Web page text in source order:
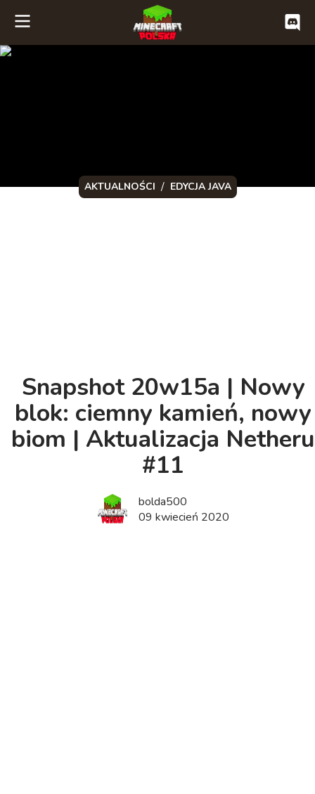
AKTUALNOŚCI / EDYCJA JAVA
Snapshot 20w15a | Nowy
blok: ciemny kamień, nowy
biom | Aktualizacja Netheru
#11
bolda500
09 kwiecień 2020